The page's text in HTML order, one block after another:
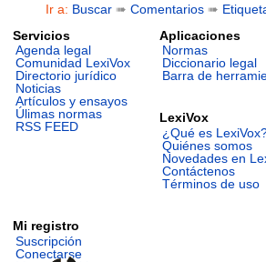
Ir a: Buscar➠ Comentarios➠
Servicios
Agenda legal
Comunidad LexiVox
Directorio jurídico
Noticias
Artículos y ensayos
Úlimas normas
RSS FEED
Aplicaciones
Normas
Diccionario legal
Barra de
LexiVox
¿Qué es
Quiénes somos
Novedades en
Contáctenos
Términos de uso
Mi registro
Suscripción
Conectarse